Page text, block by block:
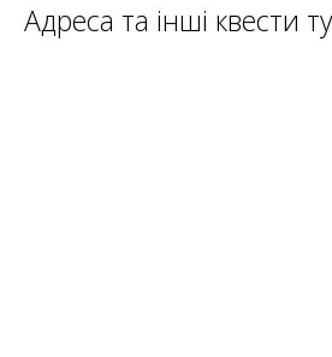
Адреса та інші квести